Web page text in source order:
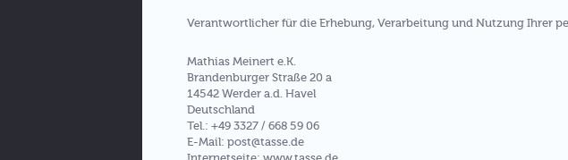
Verantwortlicher für die Erhebung, Verarbeitung und Nutzung Ihrer
Mathias Meinert e.K.
Brandenburger Straße 20 a
14542 Werder a.d. Havel
Deutschland
Tel.: +49 3327 / 668 59 06
E-Mail: post@tasse.de